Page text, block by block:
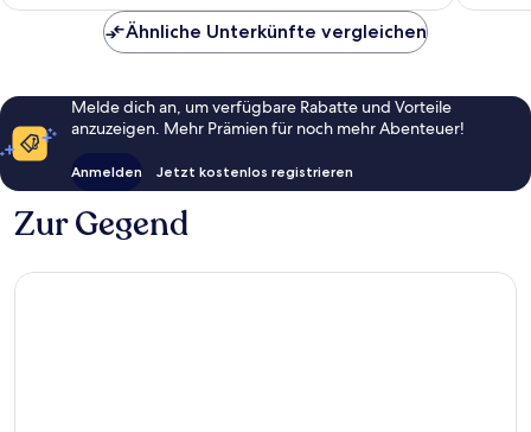
Ähnliche Unterkünfte vergleichen
Melde dich an, um verfügbare Rabatte und Vorteile
anzuzeigen. Mehr Prämien für noch mehr Abenteuer!
Anmelden Jetzt kostenlos registrieren
Zur Gegend